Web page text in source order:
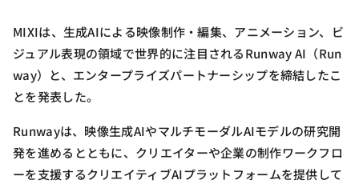
MIXIは、生成AIによる映像制作・編集、アニメーション、ビ
ジュアル表現の領域で世界的に注目されるRunway AI（Run
way）と、エンタープライズパートナーシップを締結したこ
とを発表した。
Runwayは、映像生成AIやマルチモーダルAIモデルの研究開
発を進めるとともに、クリエイターや企業の制作ワークフロ
ーを支援するクリエイティブAIプラットフォームを提供して